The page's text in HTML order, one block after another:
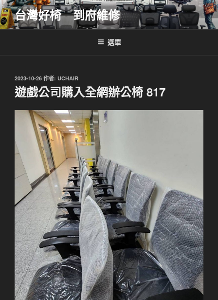
跳
至
主
台灣好椅 到府維修
選單
發
佈
於
2023-10-26 作者: UCHAIR
遊戲公司購入全網辦公椅 817